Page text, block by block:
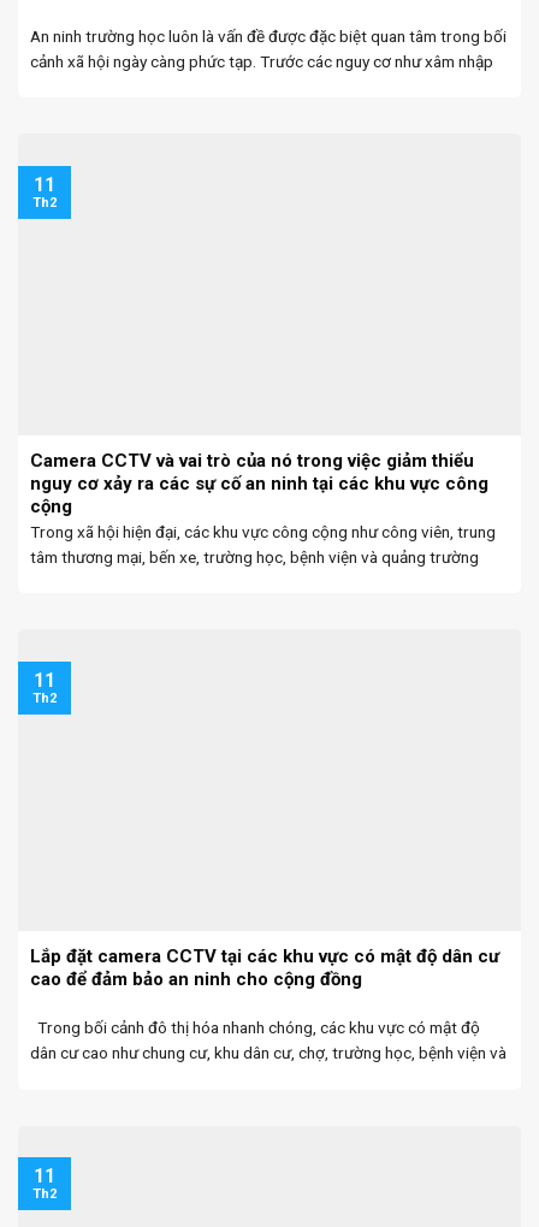
An ninh trường học luôn là vấn đề được đặc biệt quan tâm trong bối
cảnh xã hội ngày càng phức tạp. Trước các nguy cơ như xâm nhập
Camera CCTV và vai trò của nó trong việc giảm thiểu
nguy cơ xảy ra các sự cố an ninh tại các khu vực công
cộng
Trong xã hội hiện đại, các khu vực công cộng như công viên, trung
tâm thương mại, bến xe, trường học, bệnh viện và quảng trường
11
Th2
Lắp đặt camera CCTV tại các khu vực có mật độ dân cư
cao để đảm bảo an ninh cho cộng đồng
Trong bối cảnh đô thị hóa nhanh chóng, các khu vực có mật độ
dân cư cao như chung cư, khu dân cư, chợ, trường học, bệnh viện và
11
Th2
11
Th2